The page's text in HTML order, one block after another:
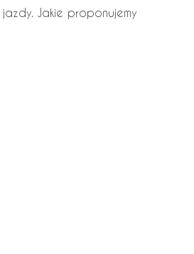
Jakie proponujemy